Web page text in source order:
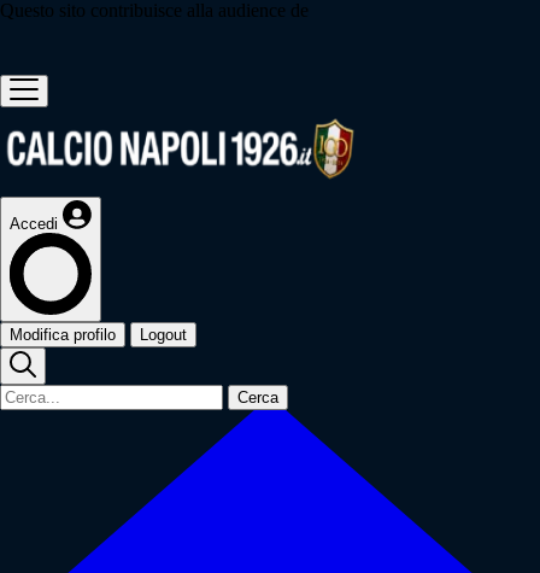
Questo sito contribuisce alla audience de
Accedi
Modifica profilo Logout
Cerca